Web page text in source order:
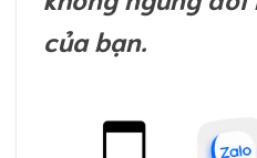
của bạn.